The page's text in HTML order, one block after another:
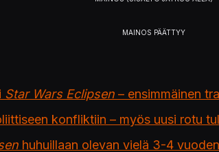
Star Wars Eclipsen – ensimmäinen
konfliktiin – myös uusi rotu
huhuillaan olevan vielä 3-4